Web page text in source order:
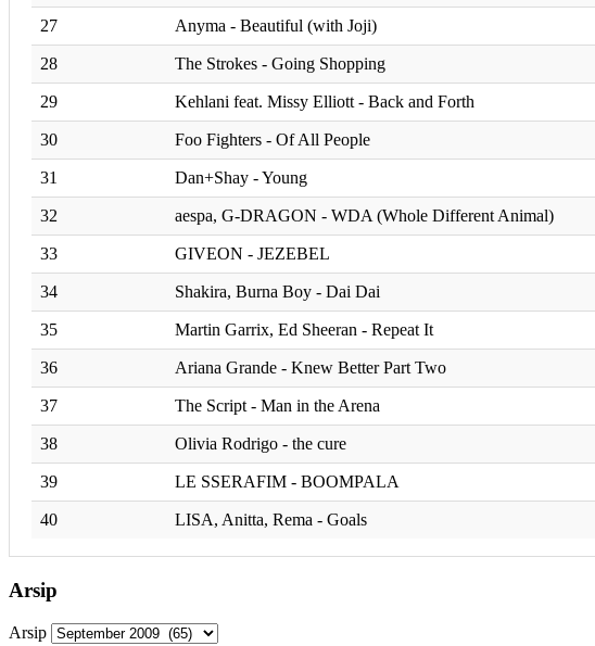
27 Anyma - Beautiful (with Joji)
28 The Strokes - Going Shopping
29 Kehlani feat. Missy Elliott - Back and Forth
30 Foo Fighters - Of All People
31 Dan+Shay - Young
32 aespa, G-DRAGON - WDA (Whole Different Animal)
33 GIVEON - JEZEBEL
34 Shakira, Burna Boy - Dai Dai
35 Martin Garrix, Ed Sheeran - Repeat It
36 Ariana Grande - Knew Better Part Two
37 The Script - Man in the Arena
38 Olivia Rodrigo - the cure
39 LE SSERAFIM - BOOMPALA
40 LISA, Anitta, Rema - Goals
Arsip
Arsip